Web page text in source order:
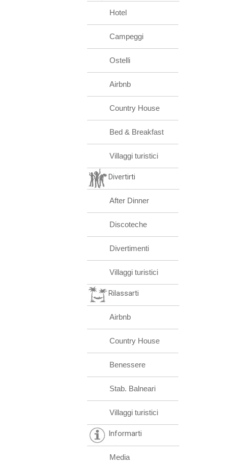
Hotel
Campeggi
Ostelli
Airbnb
Country House
Bed & Breakfast
Villaggi turistici
Divertirti
After Dinner
Discoteche
Divertimenti
Villaggi turistici
Rilassarti
Airbnb
Country House
Benessere
Stab. Balneari
Villaggi turistici
Informarti
Media